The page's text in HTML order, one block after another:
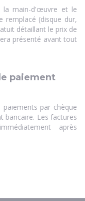
la main-d'œuvre et le
remplacé (disque dur,
détaillant le prix de
présenté avant tout
paiement
par chèque
bancaire. Les factures
après